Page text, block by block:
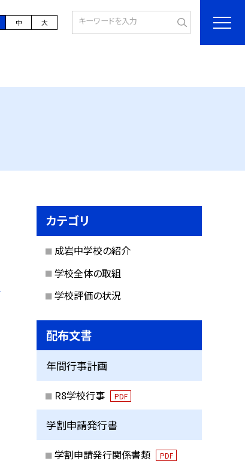
中 大
カテゴリ
成岩中学校の紹介
学校全体の取組
学校評価の状況
配布文書
年間行事計画
R8学校行事 PDF
学割申請発行書
学割申請発行関係書類 PDF